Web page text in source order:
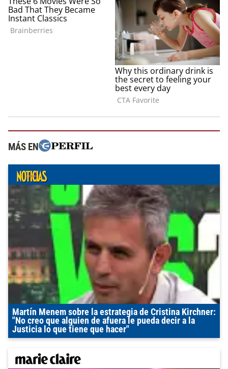
MÁS EN
Martín Menem sobre la estrategia de Cristina Kirchner:
"No creo que alguien de afuera le pueda decir a la
Justicia lo que tiene que hacer"